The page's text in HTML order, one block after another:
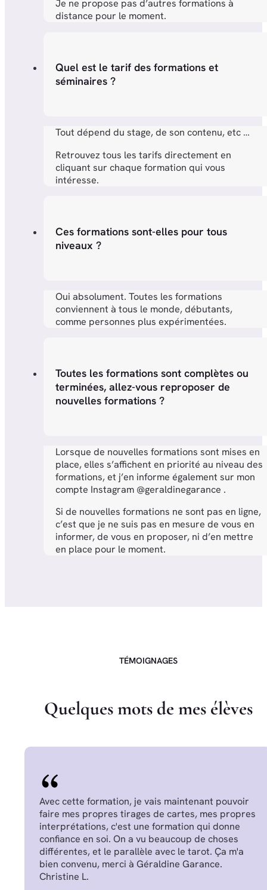
Je ne propose pas d’autres formations à
distance pour le moment.
Quel est le tarif des formations et
séminaires ?
Tout dépend du stage, de son contenu, etc …
Retrouvez tous les tarifs directement en
cliquant sur chaque formation qui vous
intéresse.
Ces formations sont-elles pour tous
niveaux ?
Oui absolument. Toutes les formations
conviennent à tous le monde, débutants,
comme personnes plus expérimentées.
Toutes les formations sont complètes ou
terminées, allez-vous reproposer de
nouvelles formations ?
Lorsque de nouvelles formations sont mises en
place, elles s’affichent en priorité au niveau des
formations, et j’en informe également sur mon
compte Instagram @geraldinegarance .
Si de nouvelles formations ne sont pas en ligne,
c’est que je ne suis pas en mesure de vous en
informer, de vous en proposer, ni d’en mettre
en place pour le moment.
TÉMOIGNAGES
Quelquesmots de mes élèves
Avec cette formation, je vais maintenant pouvoir
faire mes propres tirages de cartes, mes propres
interprétations, c'est une formation qui donne
confiance en soi. On a vu beaucoup de choses
différentes, et le parallèle avec le tarot. Ça m'a
bien convenu, merci à Géraldine Garance.
Christine L.